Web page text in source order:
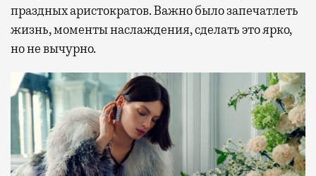
праздных аристократов. Важно было запечатлеть
жизнь, моменты наслаждения, сделать это ярко,
но не вычурно.